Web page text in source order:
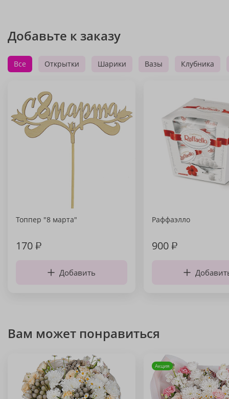
Добавьте к заказу
Все Открытки Шарики Вазы Клубника
Топпер "8 марта"
170₽
Добавить
Раффаэлло
900₽
Вам может понравиться
Акция